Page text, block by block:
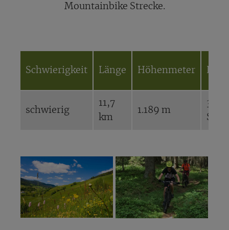
Mountainbike Strecke.
Schwierigkeit Länge Höhenmeter
schwierig
11,7
km
1.189 m
3,1